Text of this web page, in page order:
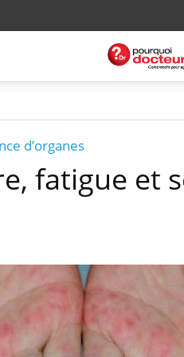
d’organes
fatigue et